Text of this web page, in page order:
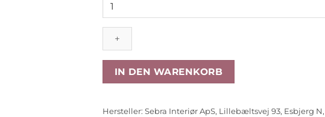
Aktivitätsständer,
Spielbogen
FSC®-
Mix
Menge
IN DEN WARENKORB
Hersteller: Sebra Interiør ApS, Lillebæltsvej 93, Esbjerg